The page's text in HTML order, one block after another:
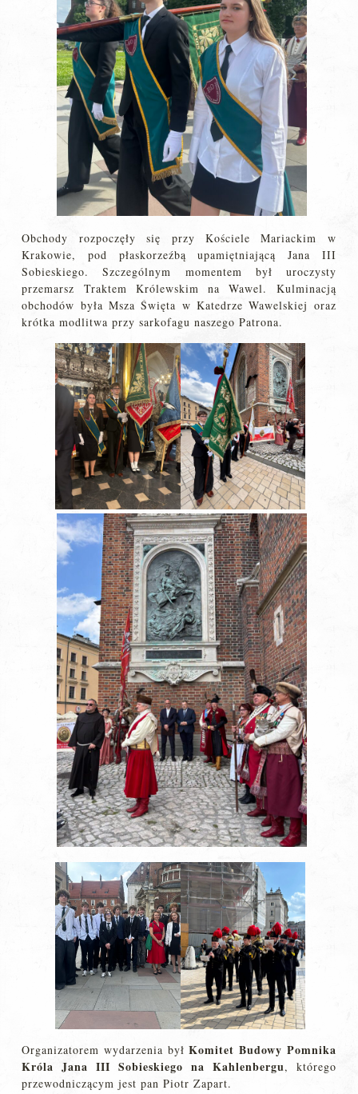
Obchody rozpoczęły się przy Kościele Mariackim w
Krakowie, pod płaskorzeźbą upamiętniającą Jana III
Sobieskiego. Szczególnym momentem był uroczysty
przemarsz Traktem Królewskim na Wawel. Kulminacją
obchodów była Msza Święta w Katedrze Wawelskiej oraz
krótka modlitwa przy sarkofagu naszego Patrona.
Organizatorem wydarzenia byłKomitet Budowy Pomnika
Króla Jana III Sobieskiego na Kahlenbergu, którego
przewodniczącym jest pan Piotr Zapart.